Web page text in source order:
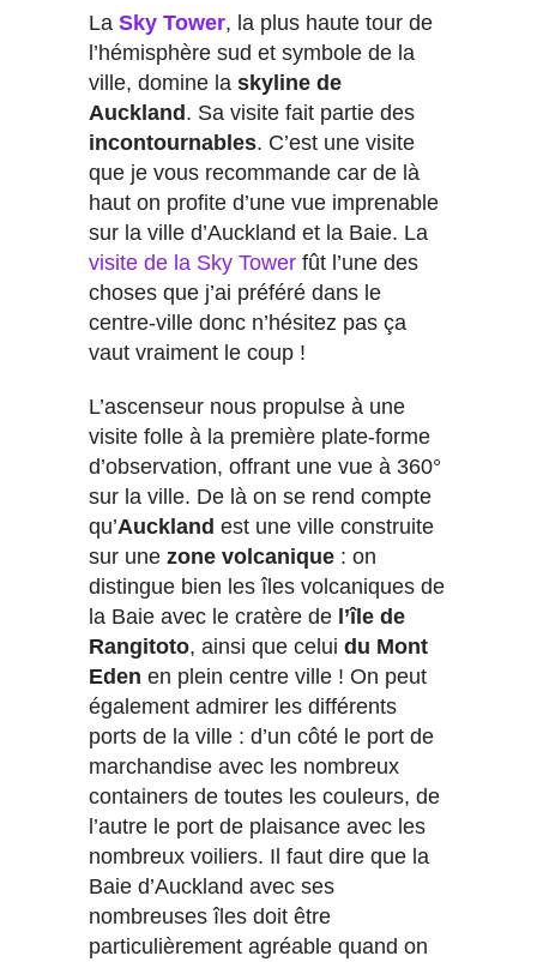
La Sky Tower, la plus haute tour de
l’hémisphère sud et symbole de la
ville, domine la skyline de
Auckland. Sa visite fait partie des
incontournables. C’est une visite
que je vous recommande car de là
haut on profite d’une vue imprenable
sur la ville d’Auckland et la Baie. La
visite de la Sky Tower fût l’une des
choses que j’ai préféré dans le
centre-ville donc n’hésitez pas ça
vaut vraiment le coup !
L’ascenseur nous propulse à une
visite folle à la première plate-forme
d’observation, offrant une vue à 360°
sur la ville. De là on se rend compte
qu’Auckland est une ville construite
sur une zone volcanique : on
distingue bien les îles volcaniques de
la Baie avec le cratère de l’île de
Rangitoto, ainsi que celui du Mont
Eden en plein centre ville ! On peut
également admirer les différents
ports de la ville : d’un côté le port de
marchandise avec les nombreux
containers de toutes les couleurs, de
l’autre le port de plaisance avec les
nombreux voiliers. Il faut dire que la
Baie d’Auckland avec ses
nombreuses îles doit être
particulièrement agréable quand on